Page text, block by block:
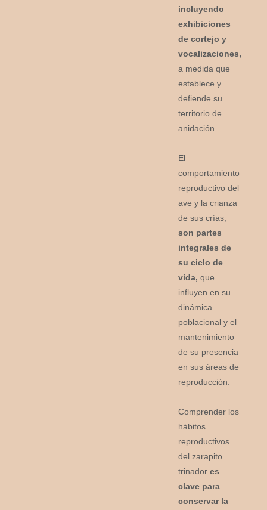
incluyendo
exhibiciones
de cortejo y
vocalizaciones,
a medida que
establece y
defiende su
territorio de
anidación.
El
comportamiento
reproductivo del
ave y la crianza
de sus crías,
son partes
integrales de
su ciclo de
vida, que
influyen en su
dinámica
poblacional y el
mantenimiento
de su presencia
en sus áreas de
reproducción.
Comprender los
hábitos
reproductivos
del zarapito
trinador es
clave para
conservar la